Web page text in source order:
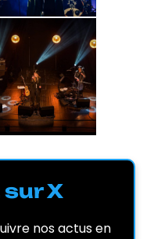
X
nos actus en